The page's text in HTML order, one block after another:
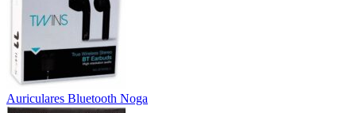
Auriculares Bluetooth Noga